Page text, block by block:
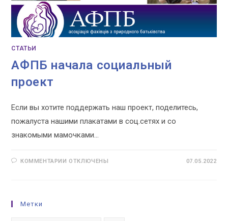
СТАТЬИ
АФПБ начала социальный
проект
Если вы хотите поддержать наш проект, поделитесь,
пожалуста нашими плакатами в соц.сетях и со
знакомыми мамочками...
КОММЕНТАРИИ К
ОТКЛЮЧЕНЫ 07.05.2022
Метки